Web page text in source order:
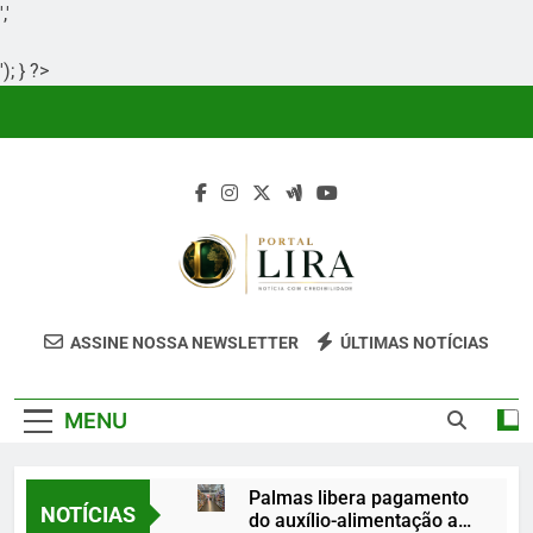
','
'); } ?>
Portal Lira
Portal Lira É Um Site Informativo
Clareza, Responsabilidade E Uma Boa
ASSINE NOSSA NEWSLETTER ÚLTIMAS NOTÍCIAS
MENU
NOTÍCIAS
Palmas libera pagamento
do auxílio-alimentação a